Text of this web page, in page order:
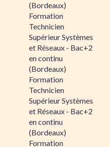
(Bordeaux)
Formation
Technicien
Supérieur Systèmes
et Réseaux - Bac+2
en continu
(Bordeaux)
Formation
Technicien
Supérieur Systèmes
et Réseaux - Bac+2
en continu
(Bordeaux)
Formation